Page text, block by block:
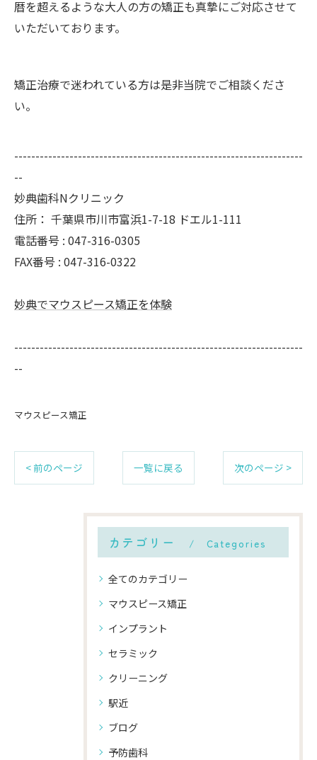
暦を超えるような大人の方の矯正も真摯にご対応させて
いただいております。
矯正治療で迷われている方は是非当院でご相談くださ
い。
--------------------------------------------------------------------
--
妙典歯科Nクリニック
住所： 千葉県市川市富浜1-7-18 ドエル1-111
電話番号 : 047-316-0305
FAX番号 : 047-316-0322
妙典でマウスピース矯正を体験
--------------------------------------------------------------------
--
マウスピース矯正
< 前のページ 一覧に戻る 次のページ >
カテゴリー Categories
全てのカテゴリー
マウスピース矯正
インプラント
セラミック
クリーニング
駅近
ブログ
予防歯科